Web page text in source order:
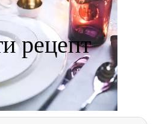
рецепт